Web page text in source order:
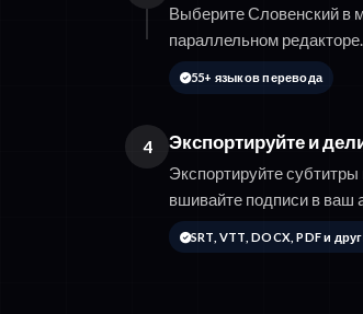
Выберите Словенский в
параллельном редакторе.
55+ языков перевода
4 Экспортируйте и
Экспортируйте
вшивайте подписи в ваш
SRT, VTT, DOCX, PDF и